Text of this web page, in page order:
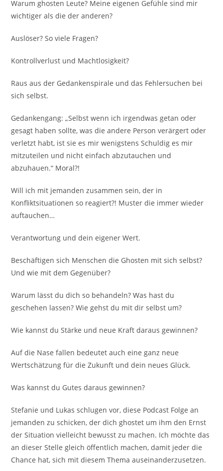
Warum ghosten Leute? Meine eigenen Gefühle sind mir
wichtiger als die der anderen?
Auslöser? So viele Fragen?
Kontrollverlust und Machtlosigkeit?
Raus aus der Gedankenspirale und das Fehlersuchen bei
sich selbst.
Gedankengang: „Selbst wenn ich irgendwas getan oder
gesagt haben sollte, was die andere Person verärgert oder
verletzt habt, ist sie es mir wenigstens Schuldig es mir
mitzuteilen und nicht einfach abzutauchen und
abzuhauen.“ Moral?!
Will ich mit jemanden zusammen sein, der in
Konfliktsituationen so reagiert?! Muster die immer wieder
auftauchen…
Verantwortung und dein eigener Wert.
Beschäftigen sich Menschen die Ghosten mit sich selbst?
Und wie mit dem Gegenüber?
Warum lässt du dich so behandeln? Was hast du
geschehen lassen? Wie gehst du mit dir selbst um?
Wie kannst du Stärke und neue Kraft daraus gewinnen?
Auf die Nase fallen bedeutet auch eine ganz neue
Wertschätzung für die Zukunft und dein neues Glück.
Was kannst du Gutes daraus gewinnen?
Stefanie und Lukas schlugen vor, diese Podcast Folge an
jemanden zu schicken, der dich ghostet um ihm den Ernst
der Situation vielleicht bewusst zu machen. Ich möchte das
an dieser Stelle gleich öffentlich machen, damit jeder die
Chance hat, sich mit diesem Thema auseinanderzusetzen.